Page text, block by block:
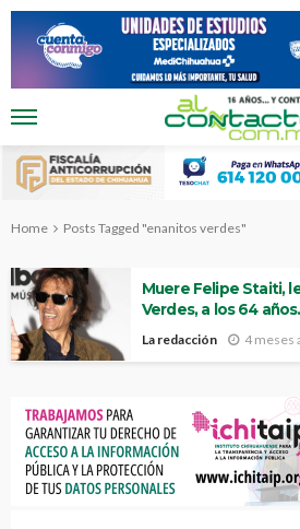
Home Posts Tagged "enanitos verdes"
Muere Felipe Staiti,
Verdes, a los 64 años.
La redacción 4 meses